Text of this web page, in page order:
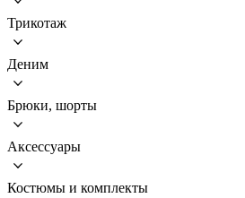
Трикотаж
Деним
Брюки, шорты
Аксессуары
Костюмы и комплекты